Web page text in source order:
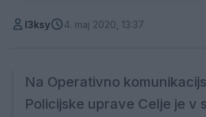
l3ksy 4. maj 2020, 13:37
Na Operativno
Policijske uprave Celje je v